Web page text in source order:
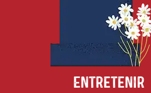
Entretenir